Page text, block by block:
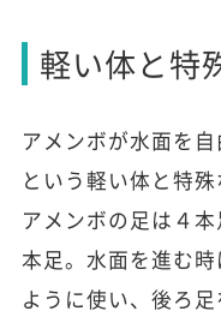
軽い体と特
アメンボが水面を
という軽い体と特殊
アメンボの足は４
本足。水面を進む
ように使い、後ろ